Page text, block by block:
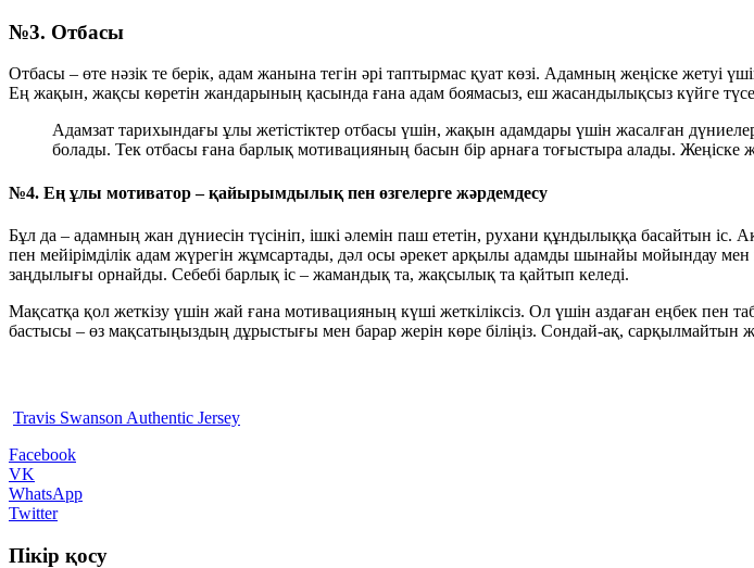
№3. Отбасы
Отбасы – өте нәзік те берік, адам жанына тегін әрі таптырмас қуат көзі. Адамның жеңіске жетуі
Ең жақын, жақсы көретін жандарының қасында ғана адам боямасыз, еш жасандылықсыз күйге
Адамзат тарихындағы ұлы жетістіктер отбасы үшін, жақын адамдары үшін жасалған
болады. Тек отбасы ғана барлық мотивацияның басын бір арнаға тоғыстыра алады. Жеңіске
№4. Ең ұлы мотиватор – қайырымдылық пен өзгелерге жәрдемдесу
Бұл да – адамның жан дүниесін түсініп, ішкі әлемін паш ететін, рухани құндылыққа басайтын
пен мейірімділік адам жүрегін жұмсартады, дәл осы әрекет арқылы адамды шынайы мойындау
заңдылығы орнайды. Себебі барлық іс – жамандық та, жақсылық та қайтып келеді.
Мақсатқа қол жеткізу үшін жай ғана мотивацияның күші жеткіліксіз. Ол үшін аздаған еңбек пен
бастысы – өз мақсатыңыздың дұрыстығы мен барар жерін көре біліңіз. Сондай-ақ, сарқылмайтын
Travis Swanson Authentic Jersey
Facebook
VK
WhatsApp
Twitter
Пікір қосу